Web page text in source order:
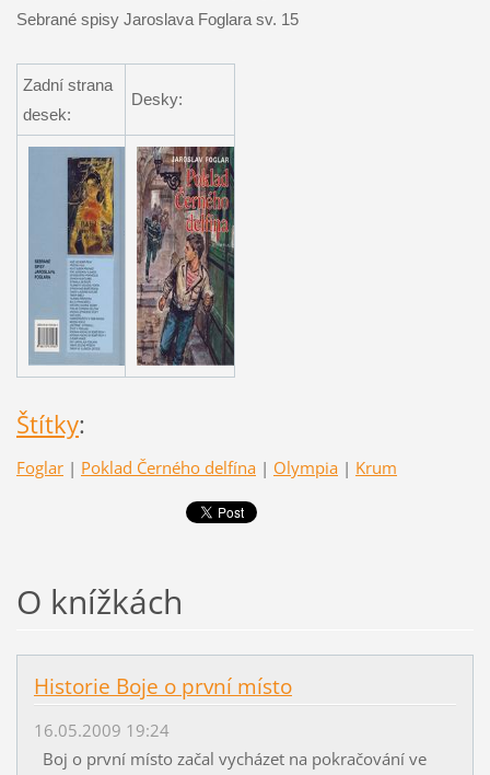
Sebrané spisy Jaroslava Foglara sv. 15
Zadní strana
desek:
Desky:
Štítky:
Foglar | Poklad Černého delfína | Olympia | Krum
O knížkách
Historie Boje o první místo
16.05.2009 19:24
Boj o první místo začal vycházet na pokračování ve